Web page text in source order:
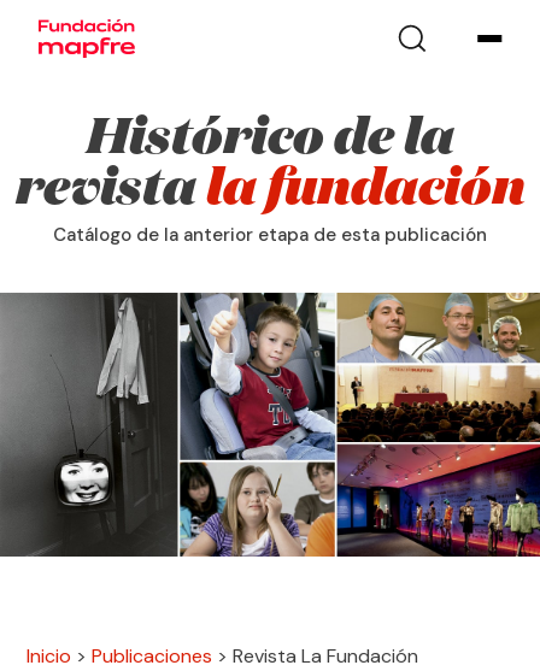
Histórico de la
revistala fundación
Catálogo de la anterior etapa de esta publicación
Inicio >Publicaciones >Revista La Fundación